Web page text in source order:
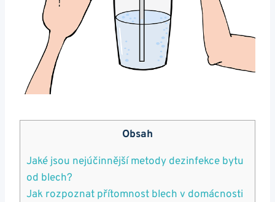
Obsah
Jaké jsou nejúčinnější metody dezinfekce bytu
od blech?
Jak rozpoznat přítomnost blech v domácnosti